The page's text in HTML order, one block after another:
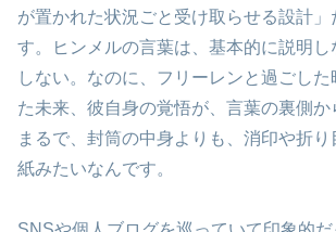
が置かれた状況ごと受け取らせる設計」
す。ヒンメルの言葉は、基本的に説明
しない。なのに、フリーレンと過ごした
た未来、彼自身の覚悟が、言葉の裏側か
まるで、封筒の中身よりも、消印や折
紙みたいなんです。